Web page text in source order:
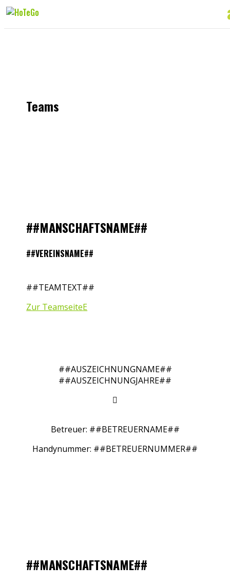
Teams
##MANSCHAFTSNAME##
##VEREINSNAME##
##TEAMTEXT##
Zur Teamseite
##AUSZEICHNUNGNAME##
##AUSZEICHNUNGJAHRE##

Betreuer: ##BETREUERNAME##
Handynummer: ##BETREUERNUMMER##
##MANSCHAFTSNAME##